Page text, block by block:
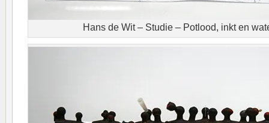
Hans de Wit – Studie – Potlood, inkt en